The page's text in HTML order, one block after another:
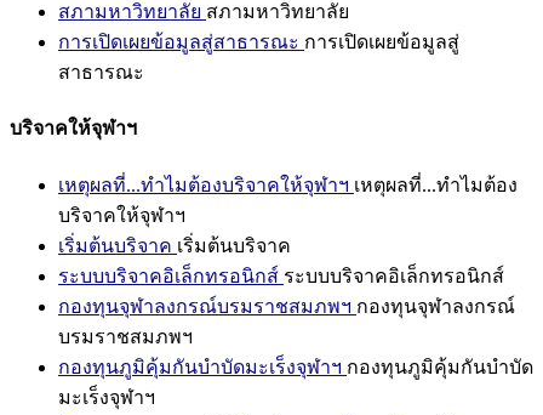
สภามหาวิทยาลัย สภามหาวิทยาลัย
การเปิดเผยข้อมูลสู่สาธารณะ การเปิดเผยข้อมูลสู่
สาธารณะ
บริจาคให้จุฬาฯ
เหตุผลที่...ทำไมต้องบริจาคให้จุฬาฯ เหตุผลที่...ทำไมต้อง
บริจาคให้จุฬาฯ
เริ่มต้นบริจาค เริ่มต้นบริจาค
ระบบบริจาคอิเล็กทรอนิกส์ ระบบบริจาคอิเล็กทรอนิกส์
กองทุนจุฬาลงกรณ์บรมราชสมภพฯ กองทุนจุฬาลงกรณ์
บรมราชสมภพฯ
กองทุนภูมิคุ้มกันบำบัดมะเร็งจุฬาฯ กองทุนภูมิคุ้มกันบำบัด
มะเร็งจุฬาฯ